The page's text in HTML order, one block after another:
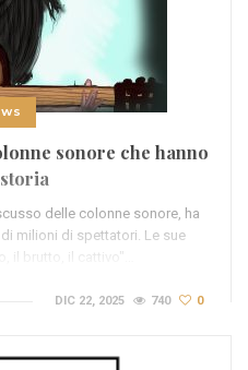
sonore che hanno
delle colonne sonore, ha
milioni di spettatori. Le sue
il brutto, il cattivo"…
DIC 22, 2025 740 0